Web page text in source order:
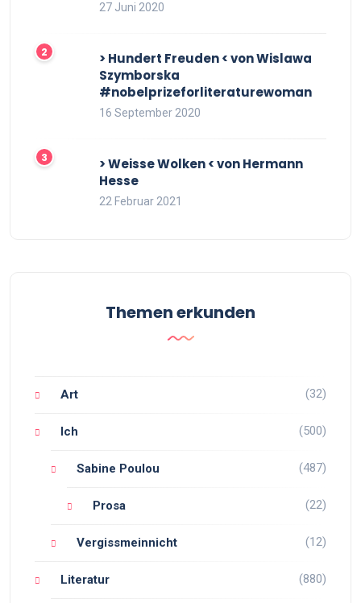
27 Juni 2020
> Hundert Freuden < von Wislawa
Szymborska
#nobelprizeforliteraturewoman
16 September 2020
> Weisse Wolken < von Hermann
Hesse
22 Februar 2021
Themen erkunden
Art (32)
Ich (500)
Sabine Poulou (487)
Prosa (22)
Vergissmeinnicht (12)
Literatur (880)